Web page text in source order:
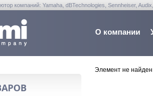
компаний: Yamaha, dBTechnologies, Sennheiser,
О компании
Элемент не